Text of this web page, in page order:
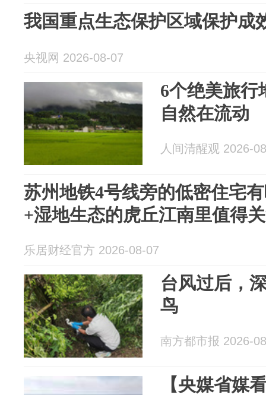
我国重点生态保护区域保护成
央视网 2026-08-07
6个绝美旅行
自然在流动
人间清醒观 2026-
苏州地铁4号线旁的低密住宅
+湿地生态的虎丘江南里值得
乐居财经官方 2026-08-07
台风过后，
鸟
南方都市报 2026-
【央媒省媒